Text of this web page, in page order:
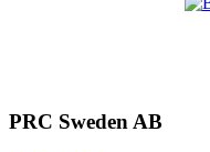
PRC Sweden AB